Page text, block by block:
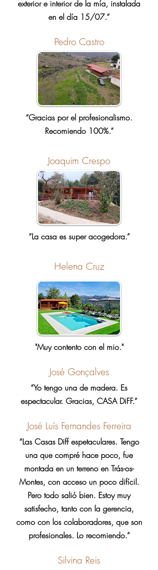
exterior e interior de la mía, instalada
en el día 15/07.”
Pedro Castro
“Gracias por el profesionalismo.
Recomiendo 100%.”
Joaquim Crespo
“La casa es super acogedora.”
Helena Cruz
"Muy contento con el mio."
José Gonçalves
“Yo tengo una de madera. Es
espectacular. Gracias, CASA DiFF.”
José Luís Fernandes Ferreira
“Las Casas Diff espetaculares. Tengo
una que compré hace poco, fue
montada en un terreno en Trás-os-
Montes, con acceso un poco difícil.
Pero todo salió bien. Estoy muy
satisfecho, tanto con la gerencia,
como con los colaboradores, que son
profesionales. Lo recomiendo.”
Silvina Reis